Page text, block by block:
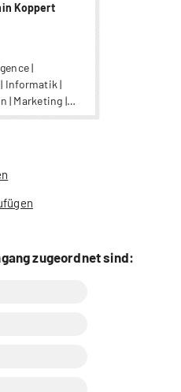
Koppert
|
Informatik |
| Marketing |
|
zugeordnet sind: